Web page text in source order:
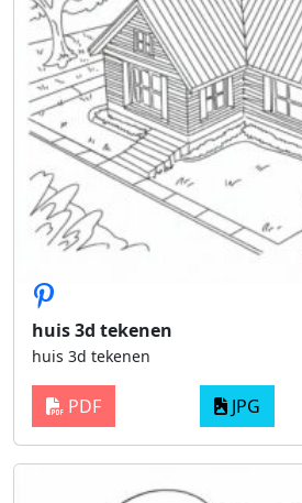
huis 3d tekenen
huis 3d tekenen
PDF JPG